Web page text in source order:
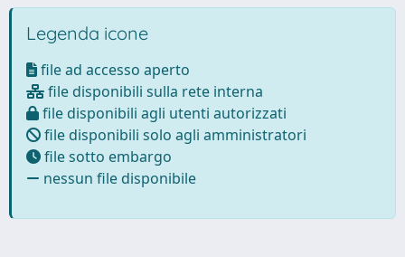
Legenda icone
file ad accesso aperto
file disponibili sulla rete interna
file disponibili agli utenti autorizzati
file disponibili solo agli amministratori
file sotto embargo
nessun file disponibile